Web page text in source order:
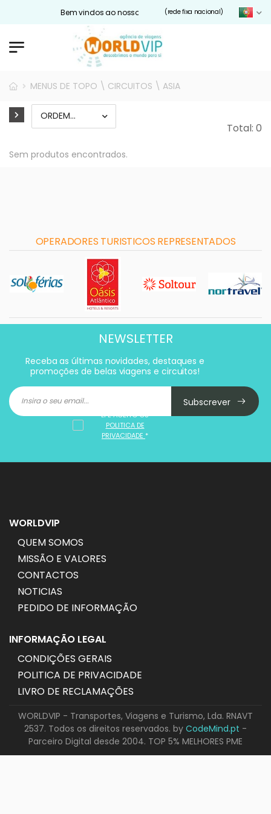
Bem vindos ao nosso site Worldvip.pt(rede fixa nacional)
MENUS DE TOPO \ CIRCUITOS \ ASIA
Total: 0
Sem produtos encontrados.
OPERADORES TURISTICOS REPRESENTADOS
NEWSLETTER
Receba as últimas novidades, destaques e
promoções de belas viagens e circuitos!
Subscrever
LI E ACEITO OS
POLITICA DE
PRIVACIDADE *
WORLDVIP
QUEM SOMOS
MISSÃO E VALORES
CONTACTOS
NOTICIAS
PEDIDO DE INFORMAÇÃO
INFORMAÇÃO LEGAL
CONDIÇÕES GERAIS
POLITICA DE PRIVACIDADE
LIVRO DE RECLAMAÇÕES
WORLDVIP - Transportes, Viagens e Turismo, Lda. RNAVT
2537. Todos os direitos reservados. by CodeMind.pt -
Parceiro Digital desde 2004. TOP 5% MELHORES PME